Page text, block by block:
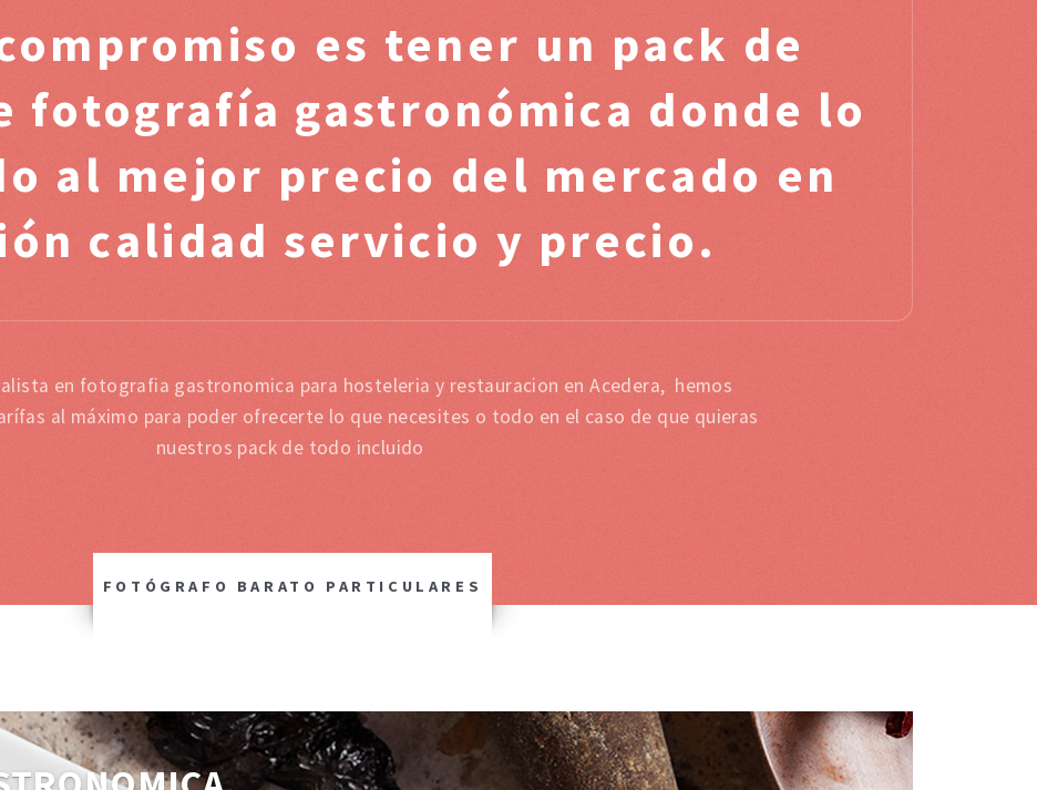
es tener un pack de
fotografía gastronómica donde lo
al mejor precio del mercado en
calidad servicio y precio.
en fotografia gastronomica para hosteleria y restauracion en Acedera, hemos
al máximo para poder ofrecerte lo que necesites o todo en el caso de que quieras
nuestros pack de todo incluido
FOTÓGRAFO BARATO PARTICULARES